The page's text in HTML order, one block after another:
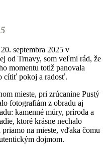
septembra 2025 v
od Trnavy, som veľmi rád, že
momentu totiž panovala
cítiť pokoj a radosť.
mieste, pri zrúcanine Pustý
fotografiám z obradu aj
kamenné múry, príroda a
ktoré krásne nechalo
na mieste, vďaka čomu
dojmom.